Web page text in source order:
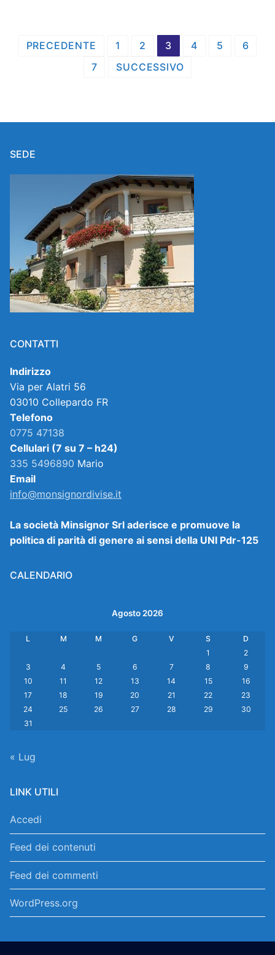
Navigazione
PRECEDENTE 1 2 3 4 5
6
7
SUCCESSIVO
SEDE
CONTATTI
Indirizzo
Via per Alatri 56
03010 Collepardo FR
Telefono
0775 47138
Cellulari (7 su 7 – h24)
335 5496890 Mario
Email
info@monsignordivise.it
La società Minsignor Srl aderisce e promuove la
politica di parità di genere ai sensi della UNI Pdr-125
CALENDARIO
Agosto 2026
L M M G V S
D
1
2
3
4 5 6 7 8
9
10
11 12 13 14 15
16
17
18 19 20 21 22
23
24
25 26 27 28 29
30
31
« Lug
LINK UTILI
Accedi
Feed dei contenuti
Feed dei commenti
WordPress.org